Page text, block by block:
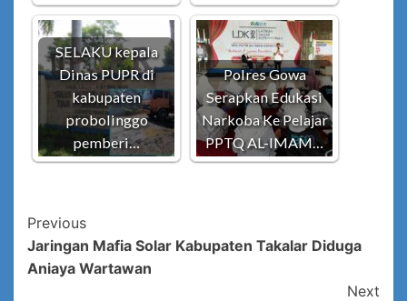
SELAKU kepala
Dinas PUPR di
kabupaten
probolinggo
pemberi…
Polres Gowa
Serapkan Edukasi
Narkoba Ke Pelajar
PPTQ AL-IMAM…
Post
Navigation
Previous
Jaringan Mafia Solar Kabupaten Takalar Diduga
Aniaya Wartawan
Next